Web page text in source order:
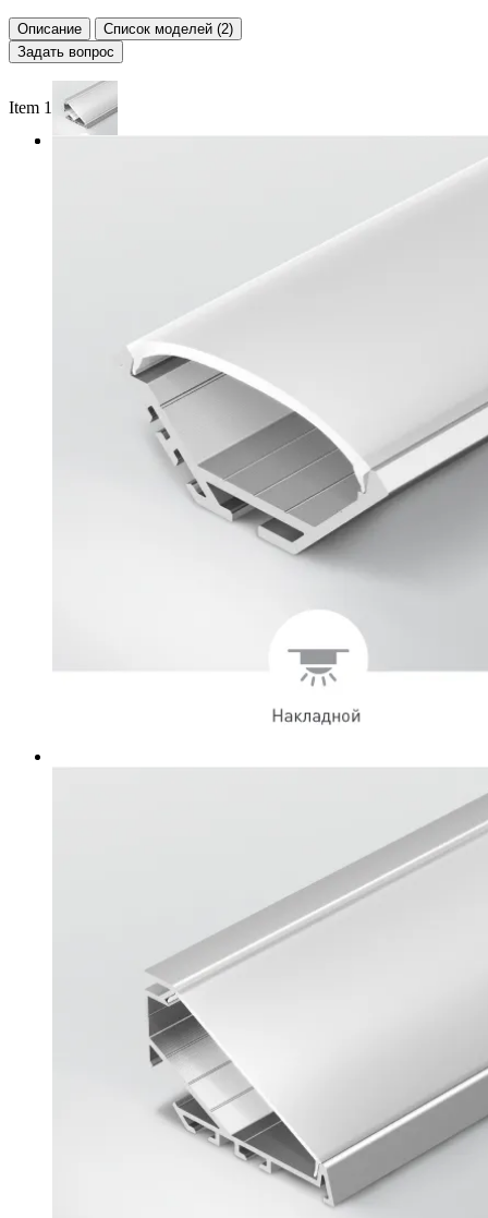
Описание
Список моделей (2)
Задать вопрос
Item 1 of 2